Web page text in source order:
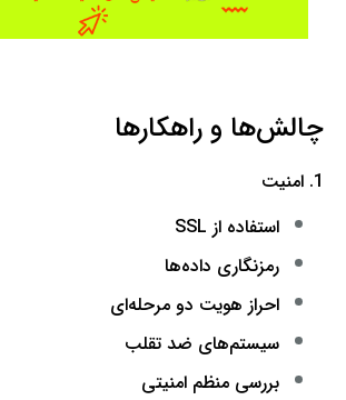
چالش‌ها و راهکارها
1. امنیت
استفاده از SSL
رمزنگاری داده‌ها
احراز هویت دو مرحله‌ای
سیستم‌های ضد تقلب
بررسی منظم امنیتی